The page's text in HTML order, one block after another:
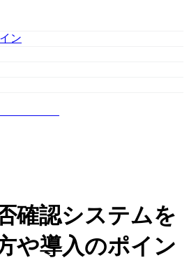
ン
確認システムを
や導入のポイン